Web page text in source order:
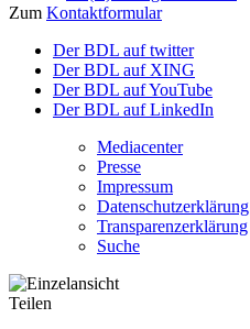
Zum Kontaktformular
Der BDL auf twitter
Der BDL auf XING
Der BDL auf YouTube
Der BDL auf LinkedIn
Mediacenter
Presse
Impressum
Datenschutzerklärung
Transparenzerklärung
Suche
Teilen